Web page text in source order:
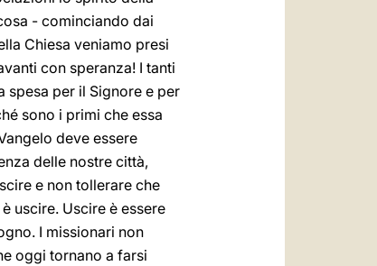
- cominciando dai
Chiesa veniamo presi
con speranza! I tanti
spesa per il Signore e per
sono i primi che essa
deve essere
delle nostre città,
e non tollerare che
uscire. Uscire è essere
I missionari non
oggi tornano a farsi